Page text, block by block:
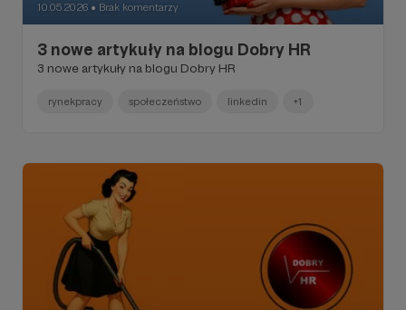
10.05.2026 ● Brak komentarzy
3 nowe artykuły na blogu Dobry HR
3 nowe artykuły na blogu Dobry HR
rynekpracy społeczeństwo linkedin +1